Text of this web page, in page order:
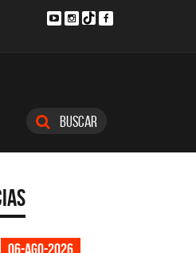
Buscar
06-ago-2026